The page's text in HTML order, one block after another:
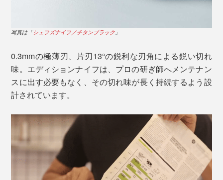
てください。余計な力を入れなくても、スッと薄皮に刃
が入り、ストンと気持ちよくカット。
写真は「シェフズナイフ／チタンブラック 」
0.3mmの極薄刃、片刃13°の鋭利な刃角による鋭い切れ
味。エディションナイフは、プロの研ぎ師へメンテナン
スに出す必要もなく、その切れ味が長く持続するよう設
計されています。